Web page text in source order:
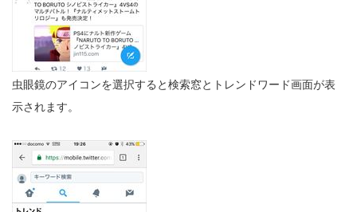
虫眼鏡のアイコンを選択すると検索窓とトレンドワード画面が表
示されます。